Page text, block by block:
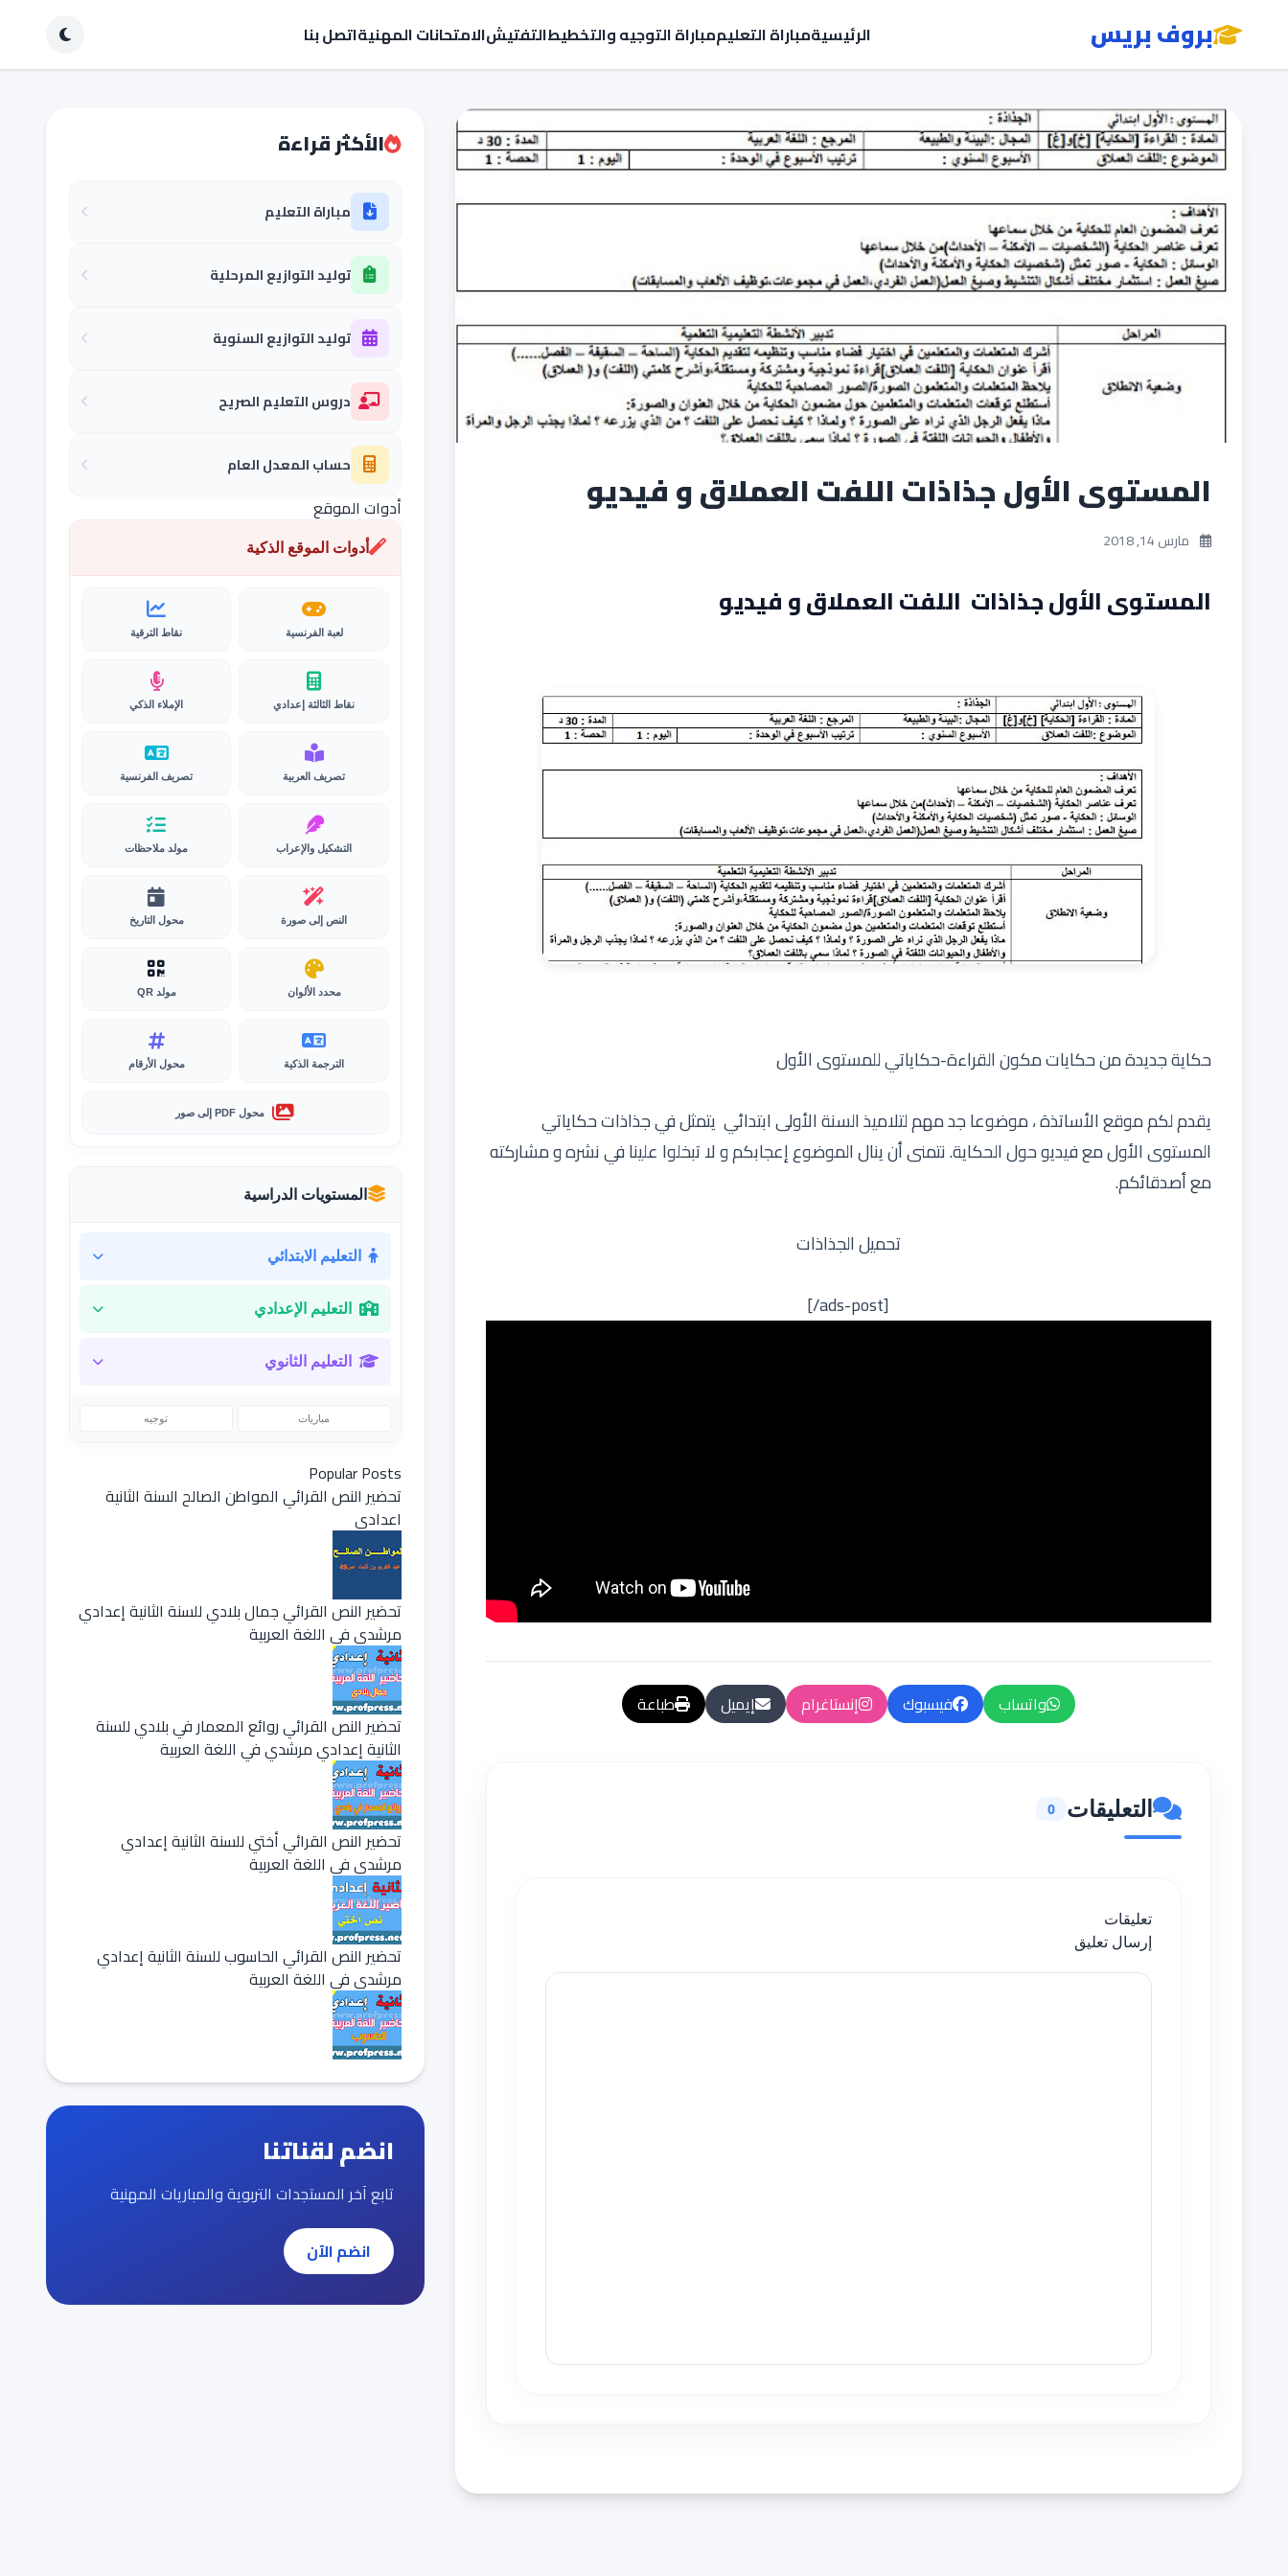
بروف بريس الرئيسيةمباراة التعليممباراة التوجيه والتخطيطالتفتيشالامتحانات المهنيةاتصل بنا
المستوى الأول جذاذات اللفت العملاق و فيديو
مارس 14, 2018
المستوى الأول جذاذات اللفت العملاق و فيديو
حكاية جديدة من حكايات مكون القراءة-حكاياتي للمستوى الأول
يقدم لكم موقع الأساتذة ، موضوعا جد مهم لتلاميذ السنة الأولى ابتدائي يتمثل في جذاذات حكاياتي
المستوى الأول مع فيديو حول الحكاية. نتمنى أن ينال الموضوع إعجابكم و لا تبخلوا علينا في نشره و مشاركته
مع أصدقائكم.
تحميل الجذاذات
[ads-post/]
واتساب فيسبوك إنستاغرام إيميل طباعة
التعليقات 0
تعليقات
إرسال تعليق
الأكثر قراءة
مباراة التعليم
توليد التوازيع المرحلية
توليد التوازيع السنوية
دروس التعليم الصريح
حساب المعدل العام
أدوات الموقع
أدوات الموقع الذكية
لعبة الفرنسية نقاط الترقية
نقاط الثالثة إعدادي الإملاء الذكي
تصريف العربية تصريف الفرنسية
التشكيل والإعراب مولد ملاحظات
النص إلى صورة محول التاريخ
محدد الألوان مولد QR
الترجمة الذكية محول الأرقام
محول PDF إلى صور
المستويات الدراسية
التعليم الابتدائي
التعليم الإعدادي
التعليم الثانوي
مباريات توجيه
Popular Posts
تحضير النص القرائي المواطن الصالح السنة الثانية
اعدادي
تحضير النص القرائي جمال بلادي للسنة الثانية إعدادي
مرشدي في اللغة العربية
تحضير النص القرائي روائع المعمار في بلادي للسنة
الثانية إعدادي مرشدي في اللغة العربية
تحضير النص القرائي أختي للسنة الثانية إعدادي
مرشدي في اللغة العربية
تحضير النص القرائي الحاسوب للسنة الثانية إعدادي
مرشدي في اللغة العربية
انضم لقناتنا
تابع آخر المستجدات التربوية والمباريات المهنية
انضم الآن